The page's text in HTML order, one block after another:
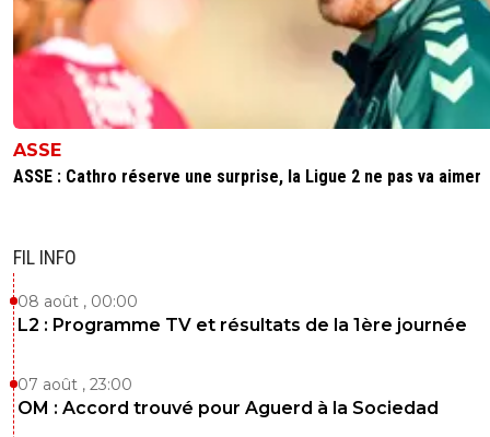
ASSE
ASSE : Cathro réserve une surprise, la Ligue 2 ne pas va aimer
FIL INFO
08 août , 00:00
L2 : Programme TV et résultats de la 1ère journée
07 août , 23:00
OM : Accord trouvé pour Aguerd à la Sociedad